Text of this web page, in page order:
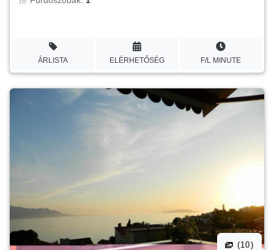
ÁRLISTA ELÉRHETŐSÉG F/L MINUTE
(10)